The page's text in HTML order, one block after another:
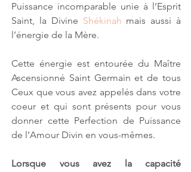
Puissance incomparable unie à l’Esprit
Saint, la Divine Shékinah mais aussi à
l’énergie de la Mère.
Cette énergie est entourée du Maître
Ascensionné Saint Germain et de tous
Ceux que vous avez appelés dans votre
coeur et qui sont présents pour vous
donner cette Perfection de Puissance
de l’Amour Divin en vous-mêmes.
Lorsque vous avez la capacité